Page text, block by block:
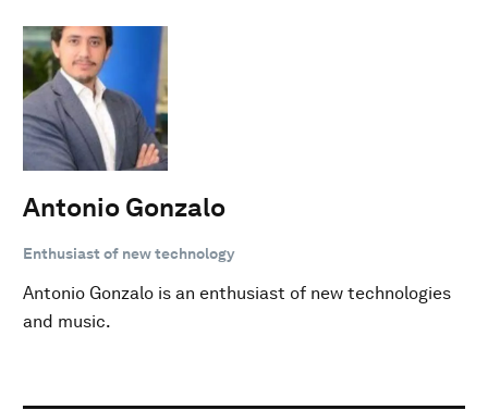
Antonio Gonzalo
Enthusiast of new technology
Antonio Gonzalo is an enthusiast of new technologies
and music.